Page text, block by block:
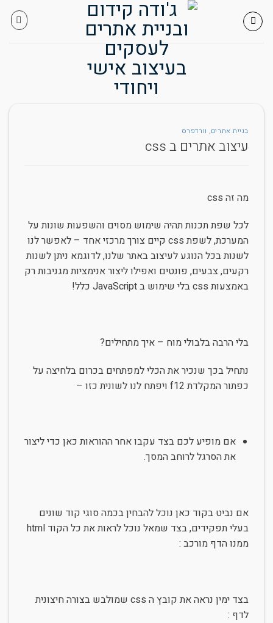
בניית אתרים, וורדפרס
עיצוב אתרים ב css
מה זה css
לכל שפת תכנות תהיה שימוש מסוים והשפעות שונות על
המערכת, לשפת css קיים צורך מרכזי אחד – לאפשר לנו
לשנות בכל הנוגע לעיצוב באתר שלנו, לדוגמא ניתן לשנות
רקעים, צבעים, פונטים ואפילו ליצור אנימציות מגניבות רק
באמצעות css בלי שימוש ב JavaScript כלל!
בלי הרבה בלבולי מוח – איך מתחילים?
נתחיל בכך שנכיר את הכלי למפתחים בכרום בלחיצה על
כפתור המקלדת f12 ויפתח לנו לשונית כזו –
אם מופיע לכם בצד עקבו אחר ההוראות כאן כדי ליצור
את הסרגל לרוחב המסך.
אם נביט בקוד כאן נוכל להבחין בכמה סוגי קוד שונים
בעלי תפקידים, בצד שמאל נוכל לראות את כל הקוד html
ממנו הדף מורכב :
בצד ימין נראה את קובץ ה css שמולבש בצורה חיצונית
לדף :